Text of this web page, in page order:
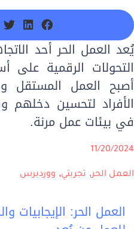
يُعد العمل الحر أحد
التحولات الرقمية على
أصبح العمل المستقل
الأفراد لتحسين دخلهم
في بيئات عمل مرنة.
11/20/2024
العمل الحر, تجربتي, ووردبرس
العمل الحر: